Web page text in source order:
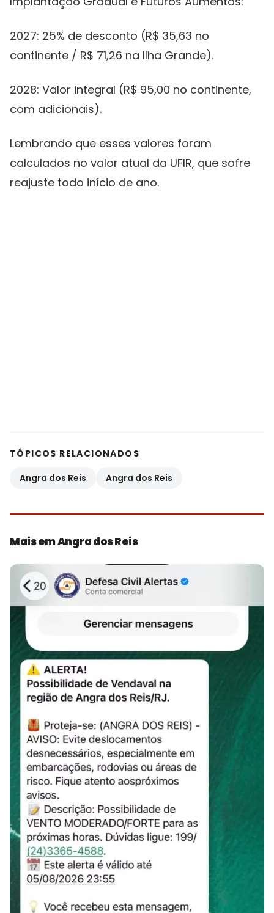
2027: 25% de desconto (R$ 35,63 no
continente / R$ 71,26 na Ilha Grande).
2028: Valor integral (R$ 95,00 no continente,
com adicionais).
Lembrando que esses valores foram
calculados no valor atual da UFIR, que sofre
reajuste todo início de ano.
TÓPICOS RELACIONADOS
Angra dos Reis
Angra dos Reis
Mais em Angra dos Reis